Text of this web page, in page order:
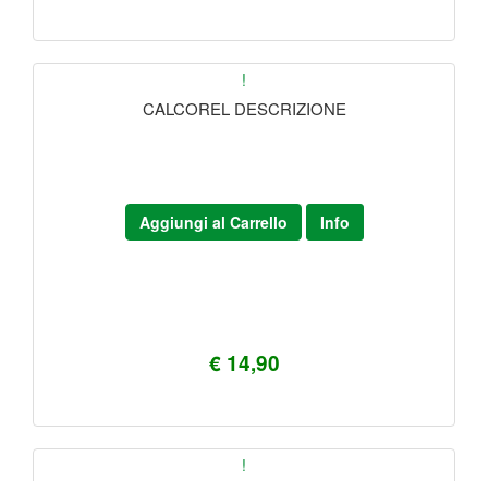
!
CALCOREL DESCRIZIONE
€ 14,90
Aggiungi al Carrello Info
!